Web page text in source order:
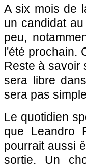
A six mois de
un candidat
peu,
l'été prochain.
Reste à savoir
sera libre
sera pas
Le quotidien
que Leandro
pourrait aussi
sortie. Un